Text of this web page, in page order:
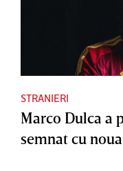
STRANIERI
Marco Dulca a
semnat cu